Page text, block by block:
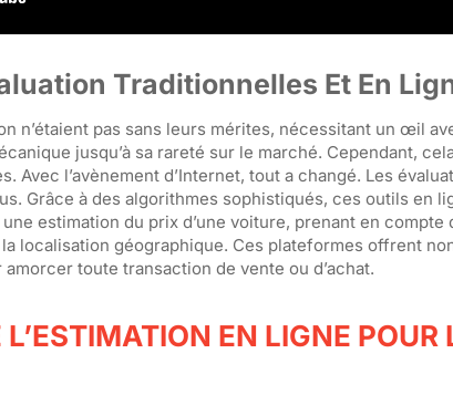
Traditionnelles Et En
n’étaient pas sans leurs mérites, nécessitant un œil
jusqu’à sa rareté sur le marché. Cependant,
Avec l’avènement d’Internet, tout a changé. Les
Grâce à des algorithmes sophistiqués, ces outils en
estimation du prix d’une voiture, prenant en
localisation géographique. Ces plateformes offrent
toute transaction de vente ou d’achat.
EN LIGNE POUR